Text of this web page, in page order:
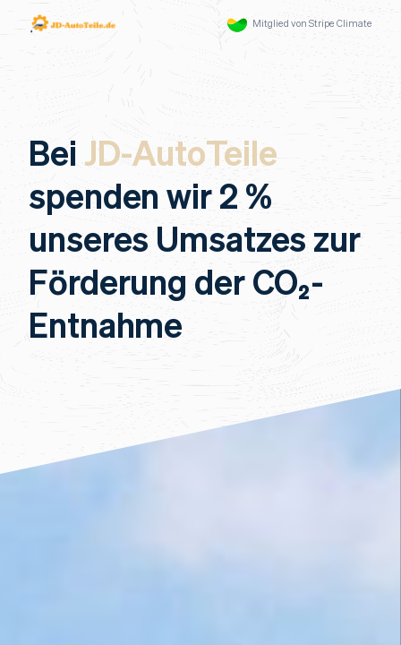
Mitglied von Stripe Climate
Bei JD-AutoTeile
spenden wir 2 %
unseres Umsatzes zur
Förderung der CO₂-
Entnahme